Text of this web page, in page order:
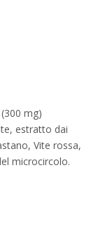
mg)
estratto dai
Vite rossa,
microcircolo.